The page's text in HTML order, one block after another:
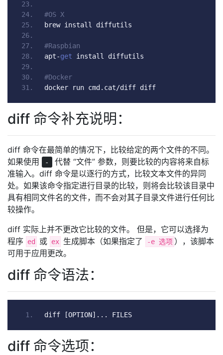
#OS X
brew install diffutils
#Raspbian
apt-get install diffutils
#Docker
docker run cmd . cat/diff diff
diff 命令补充说明：
diff 命令在最简单的情况下，比较给定的两个文件的不同。
如果使用
-
代替 “文件” 参数，则要比较的内容将来自标
准输入。diff 命令是以逐行的方式，比较文本文件的异同
处。如果该命令指定进行目录的比较，则将会比较该目录中
具有相同文件名的文件，而不会对其子目录文件进行任何比
较操作。
diff 实际上并不更改它比较的文件。 但是，它可以选择为
程序 ed 或 ex 生成脚本（如果指定了 -e 选项 ），该脚本
可用于应用更改。
diff 命令语法：
diff [OPTION]... FILES
diff 命令选项：